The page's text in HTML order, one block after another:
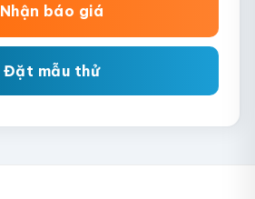
Nhận báo giá
Đặt mẫu thử